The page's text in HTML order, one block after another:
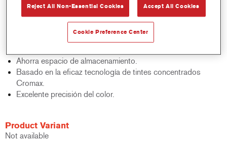
Una sola máquina de mezcla proporciona todas las
calidades de base disolvente: medios y altos sólidos,
acabados y bases bicapa.
Ahorra espacio de almacenamiento.
Basado en la eficaz tecnología de tintes concentrados
Cromax.
Excelente precisión del color.
Product Variant
Not available
Reject All Non-Essential Cookies Accept All Cookies
Cookie Preference Center